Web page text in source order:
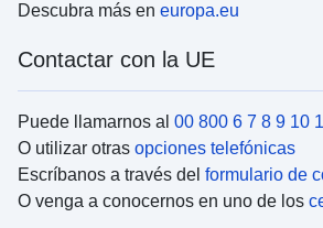
Descubra más en europa.eu
Contactar con la UE
Puede llamarnos al 00 800 6 7 8 9 10
O utilizar otras opciones telefónicas
Escríbanos a través del formulario de
O venga a conocernos en uno de los